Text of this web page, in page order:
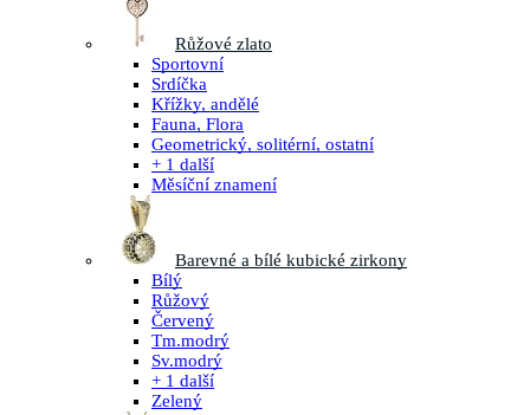
Růžové zlato
Sportovní
Srdíčka
Křížky, andělé
Fauna, Flora
Geometrický, solitérní, ostatní
+ 1 další
Měsíční znamení
Barevné a bílé kubické zirkony
Bílý
Růžový
Červený
Tm.modrý
Sv.modrý
+ 1 další
Zelený